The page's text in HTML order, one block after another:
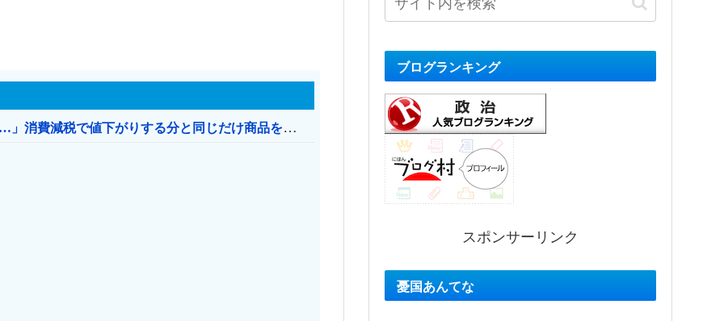
【消費税率1％】 「下げるのが筋なんですけど…」消費減税で値下がりする分と同じだけ商品を値上げして店頭価格を変えない店も
ブログランキング
スポンサーリンク
憂国あんてな